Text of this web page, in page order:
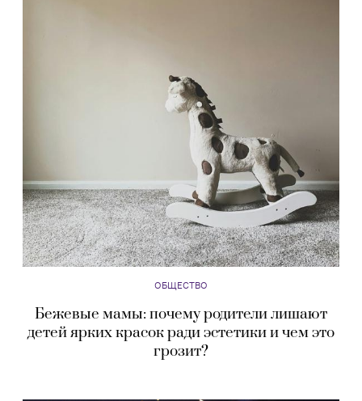
ОБЩЕСТВО
Бежевые мамы: почему родители лишают
детей ярких красок ради эстетики и чем это
грозит?